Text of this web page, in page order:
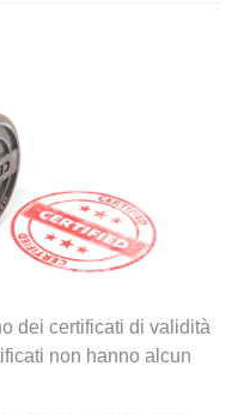
dei certificati di validità
non hanno alcun